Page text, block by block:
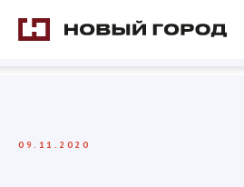
09.11.2020